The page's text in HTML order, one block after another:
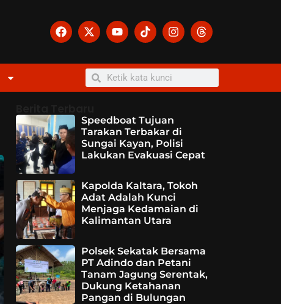
Speedboat Tujuan
Tarakan Terbakar di
Sungai Kayan, Polisi
Lakukan Evakuasi Cepat
Kapolda Kaltara, Tokoh
Adat Adalah Kunci
Menjaga Kedamaian di
Kalimantan Utara
Polsek Sekatak Bersama
PT Adindo dan Petani
Tanam Jagung Serentak,
Dukung Ketahanan
Pangan di Bulungan